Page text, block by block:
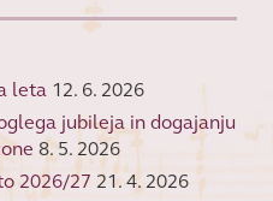
leta 12. 6. 2026
jubileja in dogajanju
8. 5. 2026
2026/27 21. 4. 2026